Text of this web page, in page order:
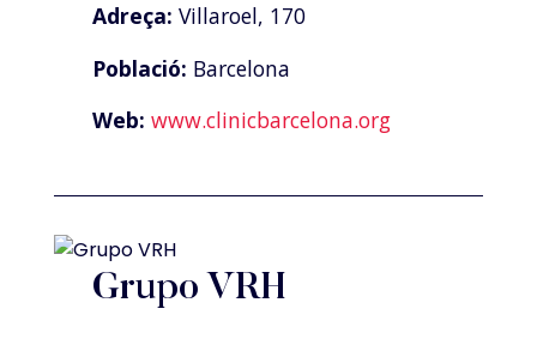
Adreça: Villaroel, 170
Població: Barcelona
Web: www.clinicbarcelona.org
Grupo VRH